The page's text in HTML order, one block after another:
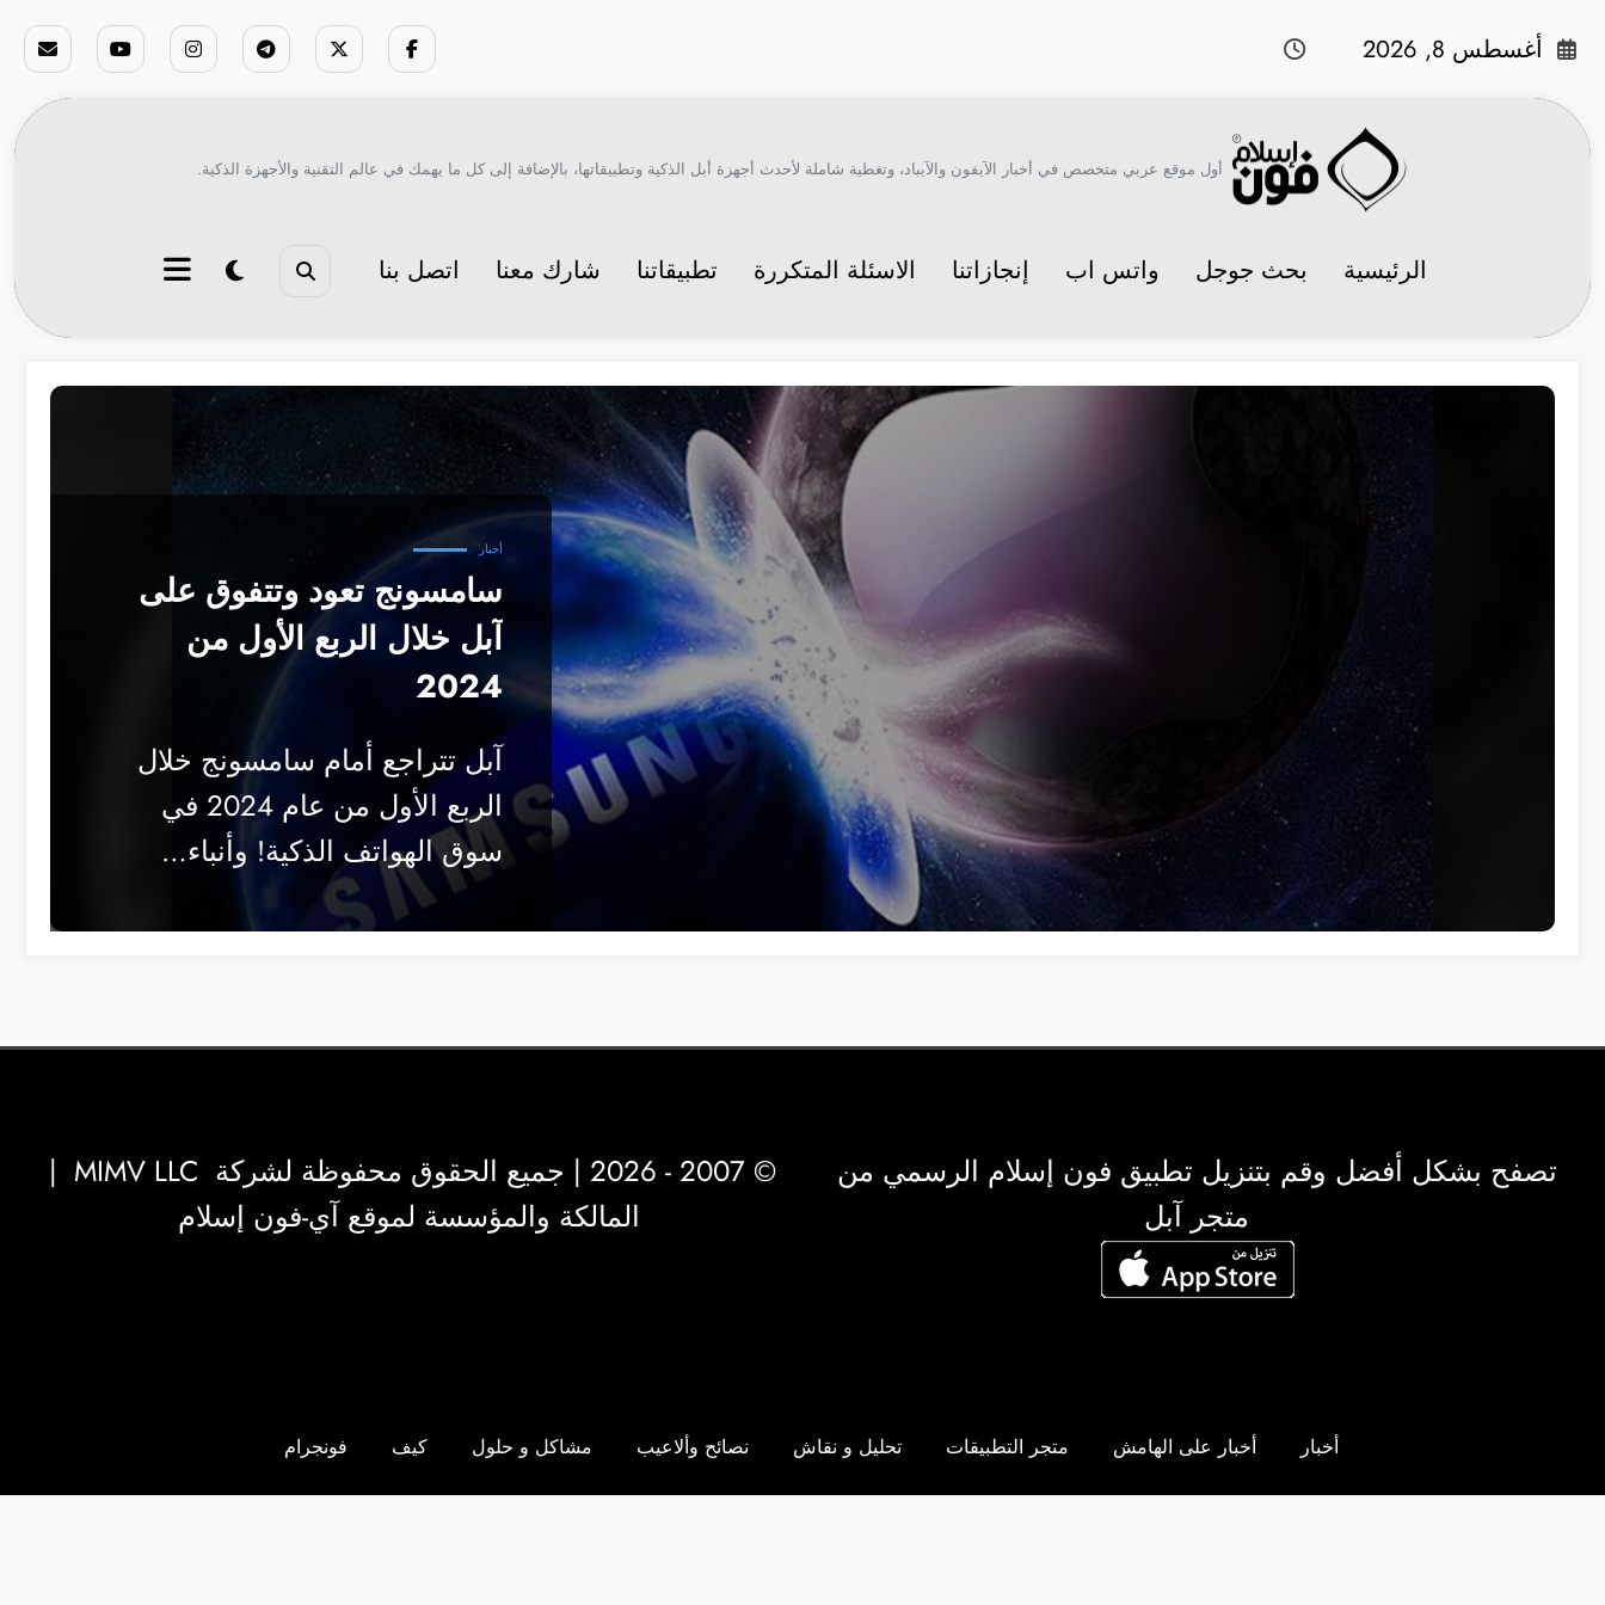
أغسطس 8, 2026
أول موقع عربي متخصص في أخبار الآيفون والآيباد، وتغطية شاملة لأحدث أجهزة أبل الذكية وتطبيقاتها، بالإضافة إلى كل ما يهمك في عالم التقنية والأجهزة الذكية.
الرئيسية بحث جوجل واتس اب إنجازاتنا الاسئلة المتكررة تطبيقاتنا شارك معنا اتصل بنا
أخبار
سامسونج تعود وتتفوق على
آبل خلال الربع الأول من
2024
آبل تتراجع أمام سامسونج خلال
الربع الأول من عام 2024 في
سوق الهواتف الذكية! وأنباء…
تصفح بشكل أفضل وقم بتنزيل تطبيق فون إسلام الرسمي من
متجر آبل
© 2007 - 2026 | جميع الحقوق محفوظة لشركة MIMV LLC
|
المالكة والمؤسسة لموقع آي-فون إسلام
أخبار أخبار على الهامش متجر التطبيقات تحليل و نقاش نصائح وألاعيب مشاكل و حلول كيف فونجرام